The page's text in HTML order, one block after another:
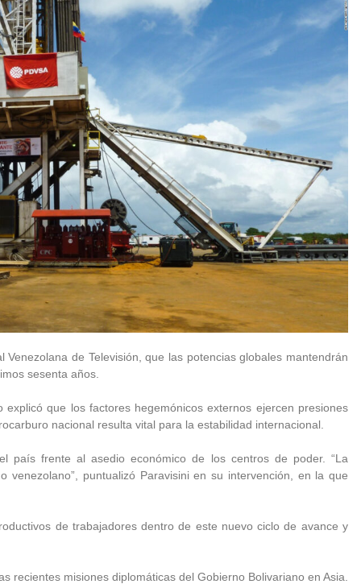
de Televisión, que las potencias globales mantendrán
sesenta años.
que los factores hegemónicos externos ejercen presiones
nacional resulta vital para la estabilidad internacional.
país frente al asedio económico de los centros de poder. “La
venezolano”, puntualizó Paravisini en su intervención, en la que
de trabajadores dentro de este nuevo ciclo de avance y
recientes misiones diplomáticas del Gobierno Bolivariano en Asia.